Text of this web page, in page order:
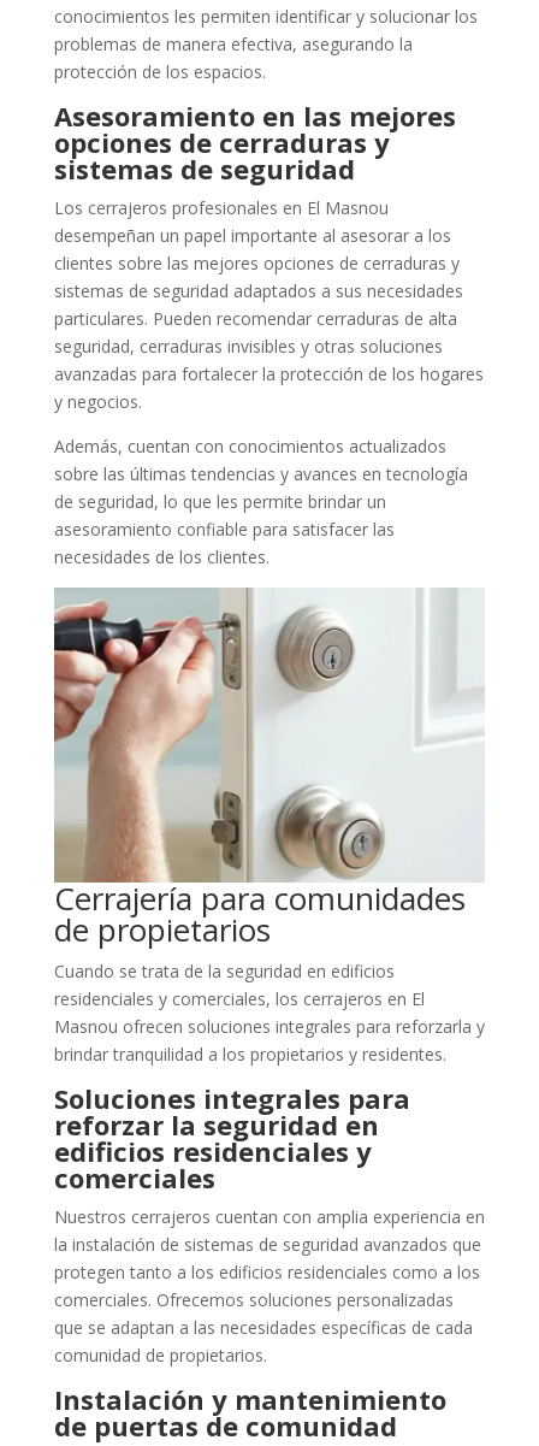
conocimientos les permiten identificar y solucionar los
problemas de manera efectiva, asegurando la
protección de los espacios.
Asesoramiento en las mejores
opciones de cerraduras y
sistemas de seguridad
Los cerrajeros profesionales en El Masnou
desempeñan un papel importante al asesorar a los
clientes sobre las mejores opciones de cerraduras y
sistemas de seguridad adaptados a sus necesidades
particulares. Pueden recomendar cerraduras de alta
seguridad, cerraduras invisibles y otras soluciones
avanzadas para fortalecer la protección de los hogares
y negocios.
Además, cuentan con conocimientos actualizados
sobre las últimas tendencias y avances en tecnología
de seguridad, lo que les permite brindar un
asesoramiento confiable para satisfacer las
necesidades de los clientes.
Cerrajería para comunidades
de propietarios
Cuando se trata de la seguridad en edificios
residenciales y comerciales, los cerrajeros en El
Masnou ofrecen soluciones integrales para reforzarla y
brindar tranquilidad a los propietarios y residentes.
Soluciones integrales para
reforzar la seguridad en
edificios residenciales y
comerciales
Nuestros cerrajeros cuentan con amplia experiencia en
la instalación de sistemas de seguridad avanzados que
protegen tanto a los edificios residenciales como a los
comerciales. Ofrecemos soluciones personalizadas
que se adaptan a las necesidades específicas de cada
comunidad de propietarios.
Instalación y mantenimiento
de puertas de comunidad